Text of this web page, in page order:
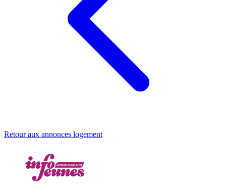
Retour aux annonces logement